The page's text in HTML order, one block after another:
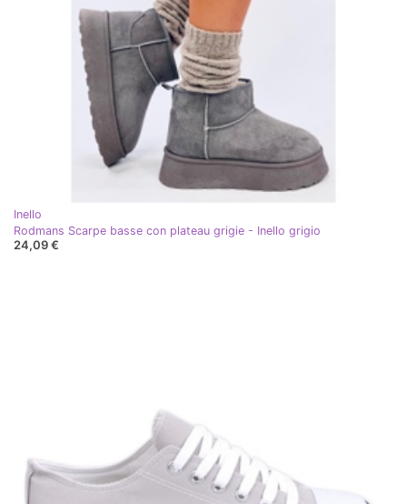
Inello
Rodmans Scarpe basse con plateau grigie - Inello grigio
24,09 €